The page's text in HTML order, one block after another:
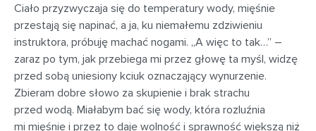
Ciało przyzwyczaja się do temperatury wody, mięśnie
przestają się napinać, a ja, ku niemałemu zdziwieniu
instruktora, próbuję machać nogami. „A więc to tak…” –
zaraz po tym, jak przebiega mi przez głowę ta myśl, widzę
przed sobą uniesiony kciuk oznaczający wynurzenie.
Zbieram dobre słowo za skupienie i brak strachu
przed wodą. Miałabym bać się wody, która rozluźnia
mi mięśnie i przez to daje wolność i sprawność większą niż